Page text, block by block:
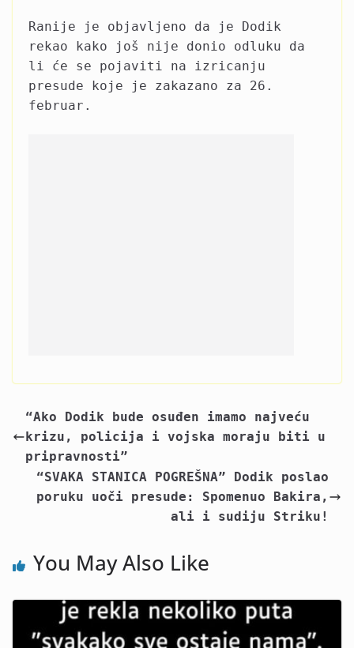
Ranije je objavljeno da je Dodik
rekao kako još nije donio odluku da
li će se pojaviti na izricanju
presude koje je zakazano za 26.
februar.
“Ako Dodik bude osuđen imamo najveću
krizu, policija i vojska moraju biti u
pripravnosti”
“SVAKA STANICA POGREŠNA” Dodik poslao
poruku uoči presude: Spomenuo Bakira,
ali i sudiju Striku!
You May Also Like